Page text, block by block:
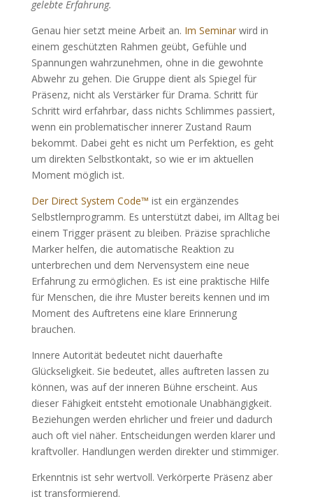
gelebte Erfahrung.
Genau hier setzt meine Arbeit an. Im Seminarwird in
einem geschützten Rahmen geübt, Gefühle und
Spannungen wahrzunehmen, ohne in die gewohnte
Abwehr zu gehen. Die Gruppe dient als Spiegel für
Präsenz, nicht als Verstärker für Drama. Schritt für
Schritt wird erfahrbar, dass nichts Schlimmes passiert,
wenn ein problematischer innerer Zustand Raum
bekommt. Dabei geht es nicht um Perfektion, es geht
um direkten Selbstkontakt, so wie er im aktuellen
Moment möglich ist.
Der Direct System Code™ ist ein ergänzendes
Selbstlernprogramm. Es unterstützt dabei, im Alltag bei
einem Trigger präsent zu bleiben. Präzise sprachliche
Marker helfen, die automatische Reaktion zu
unterbrechen und dem Nervensystem eine neue
Erfahrung zu ermöglichen. Es ist eine praktische Hilfe
für Menschen, die ihre Muster bereits kennen und im
Moment des Auftretens eine klare Erinnerung
brauchen.
Innere Autorität bedeutet nicht dauerhafte
Glückseligkeit. Sie bedeutet, alles auftreten lassen zu
können, was auf der inneren Bühne erscheint. Aus
dieser Fähigkeit entsteht emotionale Unabhängigkeit.
Beziehungen werden ehrlicher und freier und dadurch
auch oft viel näher. Entscheidungen werden klarer und
kraftvoller. Handlungen werden direkter und stimmiger.
Erkenntnis ist sehr wertvoll. Verkörperte Präsenz aber
ist transformierend.